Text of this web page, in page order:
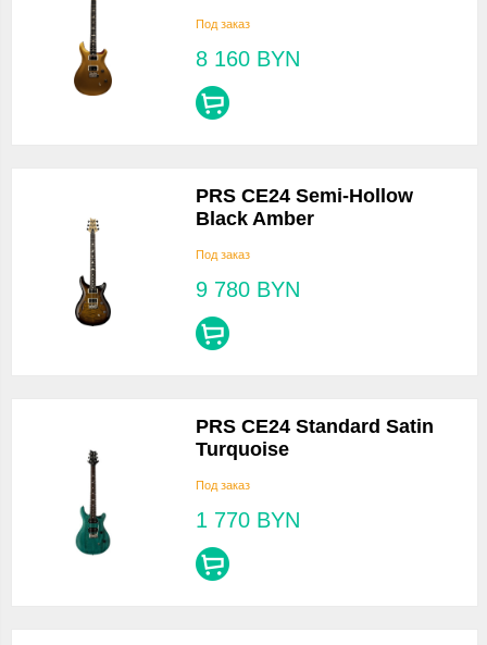
Под заказ
8 160 BYN
PRS CE24 Semi-Hollow
Black Amber
Под заказ
9 780 BYN
PRS CE24 Standard Satin
Turquoise
Под заказ
1 770 BYN